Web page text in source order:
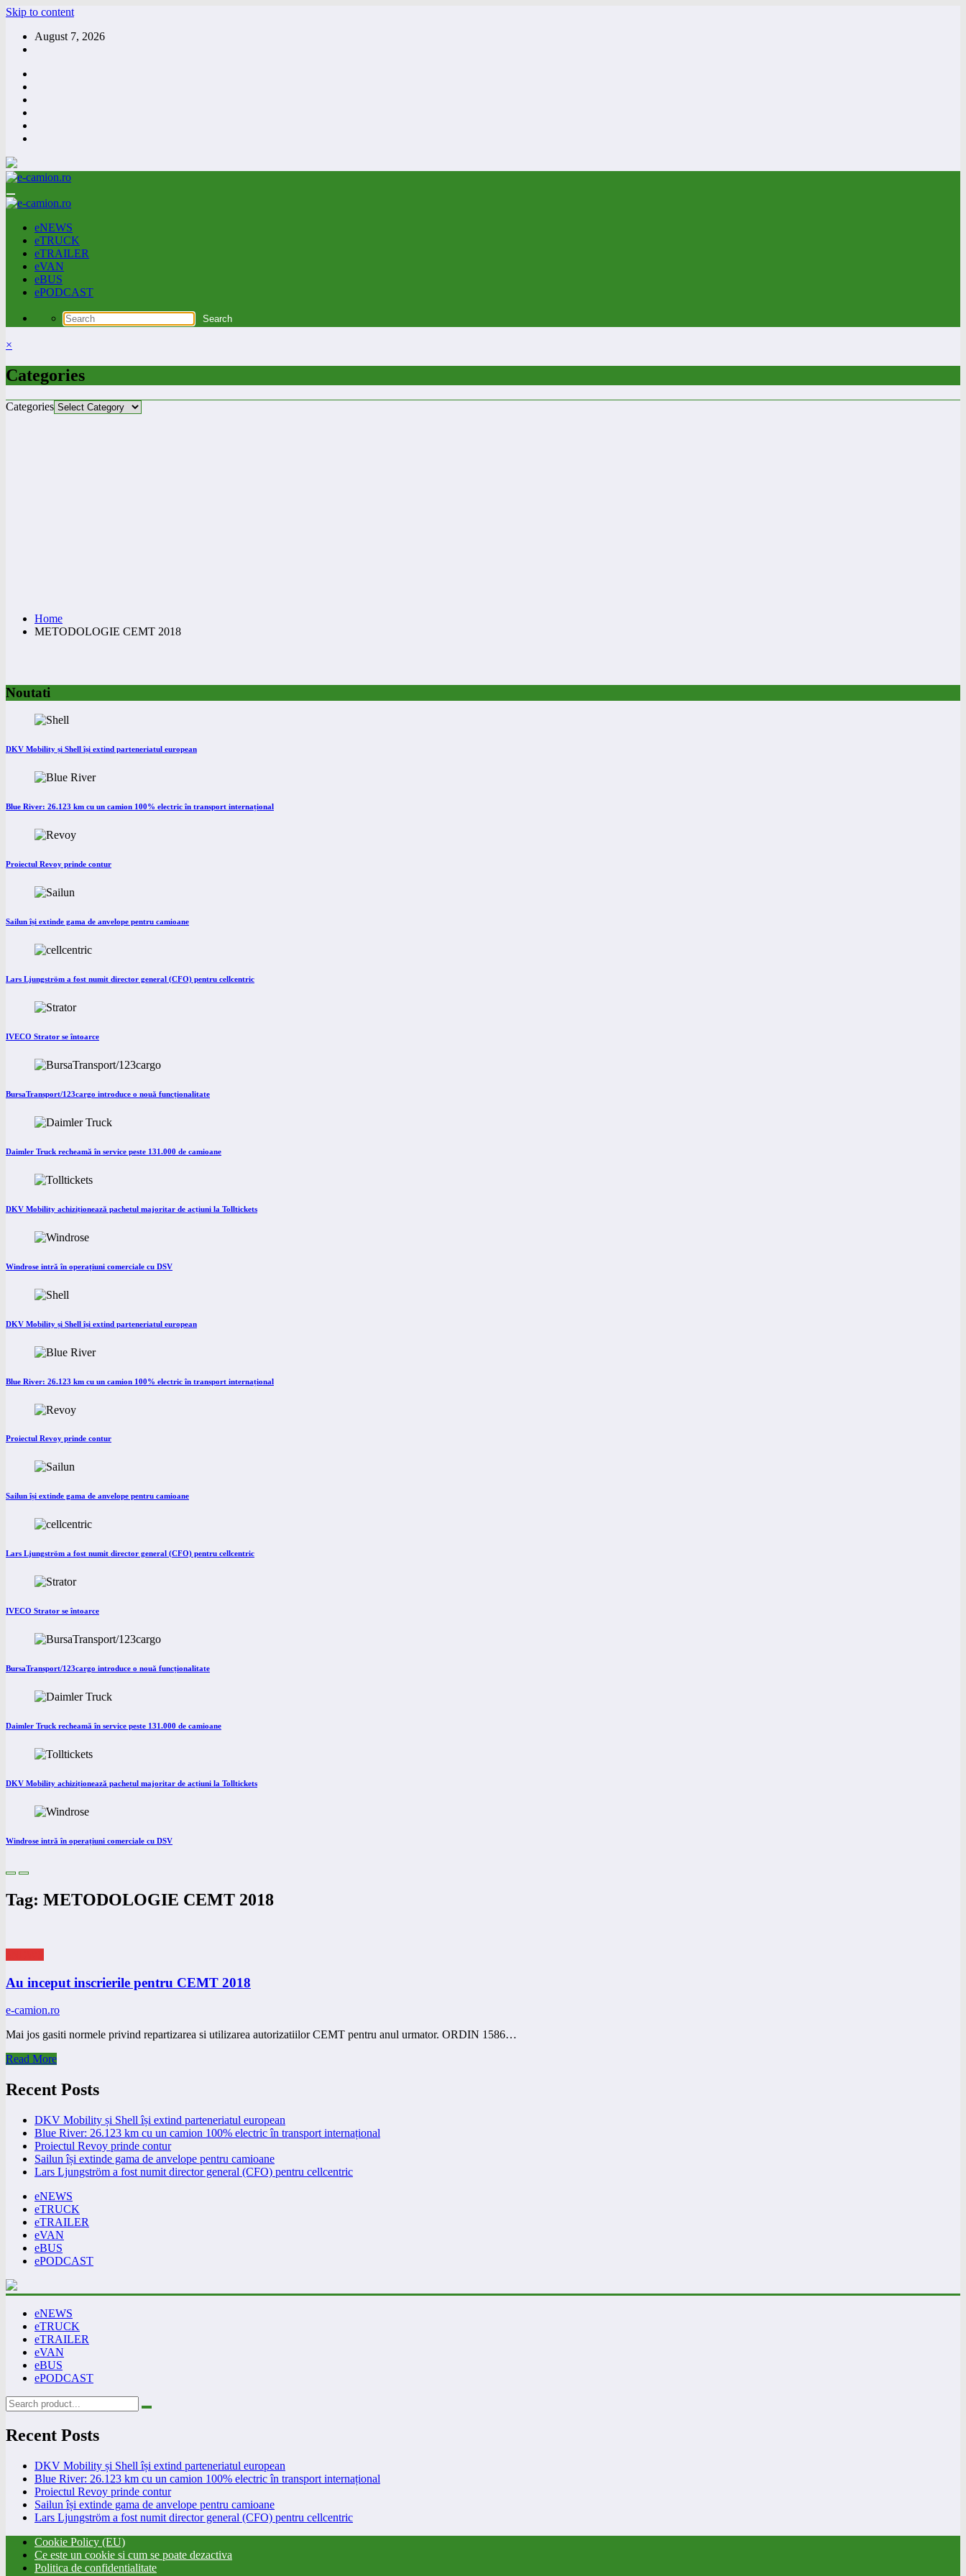
Skip to content
August 7, 2026
eNEWS
eTRUCK
eTRAILER
eVAN
eBUS
ePODCAST
×
Categories
Categories
Home
METODOLOGIE CEMT 2018
Noutati
DKV Mobility și Shell își extind parteneriatul european
Blue River: 26.123 km cu un camion 100% electric în transport internațional
Proiectul Revoy prinde contur
Sailun își extinde gama de anvelope pentru camioane
Lars Ljungström a fost numit director general (CFO) pentru cellcentric
IVECO Strator se întoarce
BursaTransport/123cargo introduce o nouă funcționalitate
Daimler Truck recheamă în service peste 131.000 de camioane
DKV Mobility achiziționează pachetul majoritar de acțiuni la Tolltickets
Windrose intră în operațiuni comerciale cu DSV
DKV Mobility și Shell își extind parteneriatul european
Blue River: 26.123 km cu un camion 100% electric în transport internațional
Proiectul Revoy prinde contur
Sailun își extinde gama de anvelope pentru camioane
Lars Ljungström a fost numit director general (CFO) pentru cellcentric
IVECO Strator se întoarce
BursaTransport/123cargo introduce o nouă funcționalitate
Daimler Truck recheamă în service peste 131.000 de camioane
DKV Mobility achiziționează pachetul majoritar de acțiuni la Tolltickets
Windrose intră în operațiuni comerciale cu DSV
Tag: METODOLOGIE CEMT 2018
Au inceput inscrierile pentru CEMT 2018
e-camion.ro
Mai jos gasiti normele privind repartizarea si utilizarea autorizatiilor CEMT pentru anul urmator. ORDIN 1586…
Read More
Recent Posts
DKV Mobility și Shell își extind parteneriatul european
Blue River: 26.123 km cu un camion 100% electric în transport internațional
Proiectul Revoy prinde contur
Sailun își extinde gama de anvelope pentru camioane
Lars Ljungström a fost numit director general (CFO) pentru cellcentric
eNEWS
eTRUCK
eTRAILER
eVAN
eBUS
ePODCAST
eNEWS
eTRUCK
eTRAILER
eVAN
eBUS
ePODCAST
Recent Posts
DKV Mobility și Shell își extind parteneriatul european
Blue River: 26.123 km cu un camion 100% electric în transport internațional
Proiectul Revoy prinde contur
Sailun își extinde gama de anvelope pentru camioane
Lars Ljungström a fost numit director general (CFO) pentru cellcentric
Cookie Policy (EU)
Ce este un cookie si cum se poate dezactiva
Politica de confidentialitate